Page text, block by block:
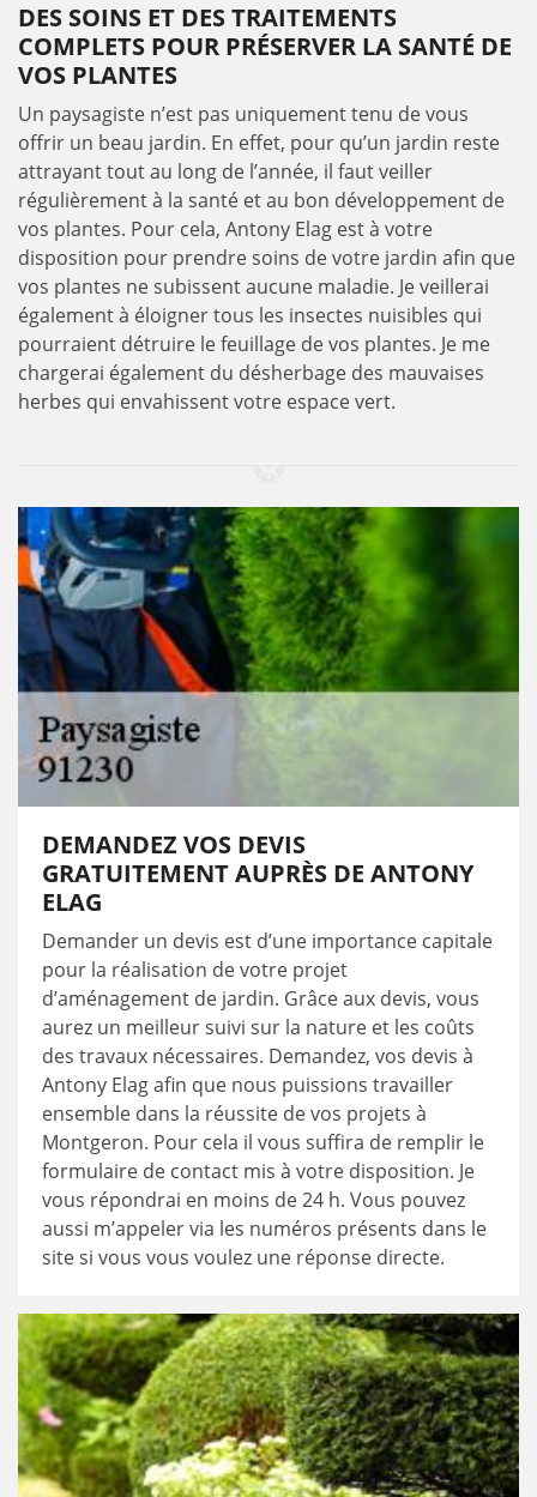
DES SOINS ET DES TRAITEMENTS
COMPLETS POUR PRÉSERVER LA SANTÉ DE
VOS PLANTES
Un paysagiste n’est pas uniquement tenu de vous
offrir un beau jardin. En effet, pour qu’un jardin reste
attrayant tout au long de l’année, il faut veiller
régulièrement à la santé et au bon développement de
vos plantes. Pour cela, Antony Elag est à votre
disposition pour prendre soins de votre jardin afin que
vos plantes ne subissent aucune maladie. Je veillerai
également à éloigner tous les insectes nuisibles qui
pourraient détruire le feuillage de vos plantes. Je me
chargerai également du désherbage des mauvaises
herbes qui envahissent votre espace vert.
DEMANDEZ VOS DEVIS
GRATUITEMENT AUPRÈS DE ANTONY
ELAG
Demander un devis est d’une importance capitale
pour la réalisation de votre projet
d’aménagement de jardin. Grâce aux devis, vous
aurez un meilleur suivi sur la nature et les coûts
des travaux nécessaires. Demandez, vos devis à
Antony Elag afin que nous puissions travailler
ensemble dans la réussite de vos projets à
Montgeron. Pour cela il vous suffira de remplir le
formulaire de contact mis à votre disposition. Je
vous répondrai en moins de 24 h. Vous pouvez
aussi m’appeler via les numéros présents dans le
site si vous vous voulez une réponse directe.